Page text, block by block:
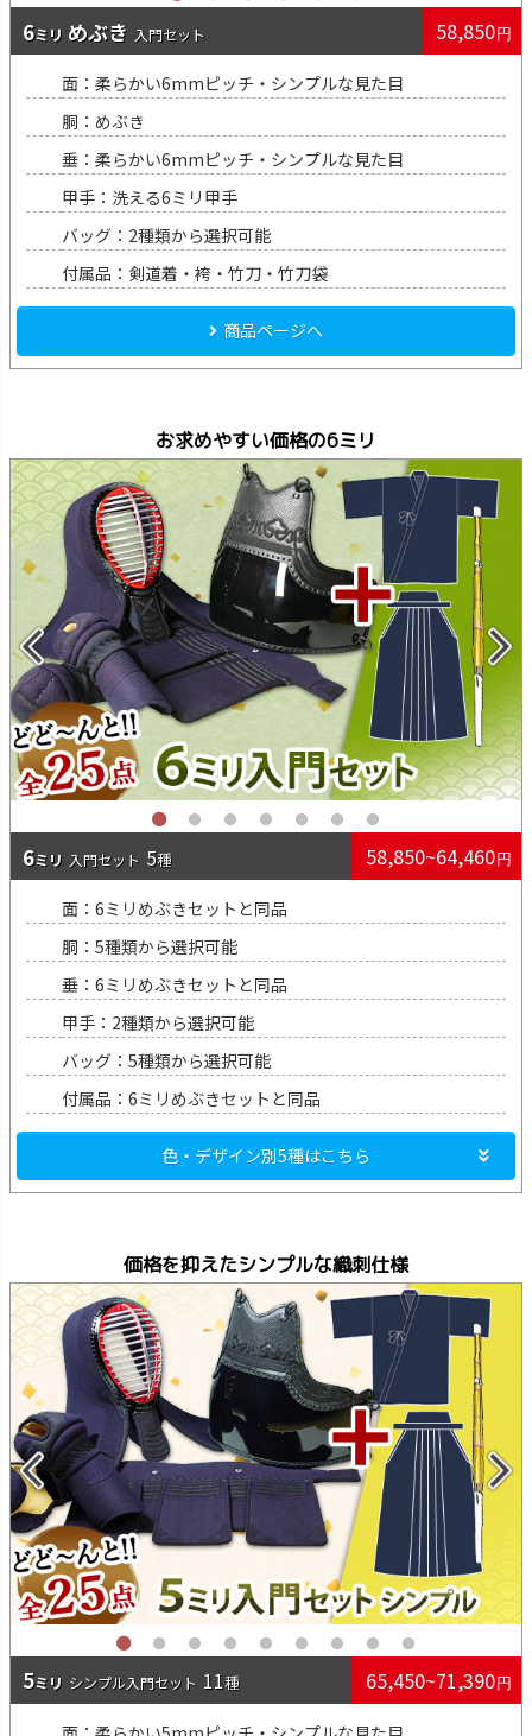
6 めぶき 入門 58,850
面：柔らかい6mmピッチ・シンプルな見た目
胴：めぶき
垂：柔らかい6mmピッチ・シンプルな見た目
甲手：洗える6ミリ甲手
バッグ：2種類から選択可能
付属品：剣道着・袴・竹刀・竹刀袋
商品ページへ
お求めやすい価格の6ミリ
6 入門 5 58,850~64,460
面：6ミリめぶきセットと同品
胴：5種類から選択可能
垂：6ミリめぶきセットと同品
甲手：2種類から選択可能
バッグ：5種類から選択可能
付属品：6ミリめぶきセットと同品
色・デザイン別5種はこちら
価格を抑えたシンプルな織刺仕様
5 シンプル入門 11 65,450~71,390